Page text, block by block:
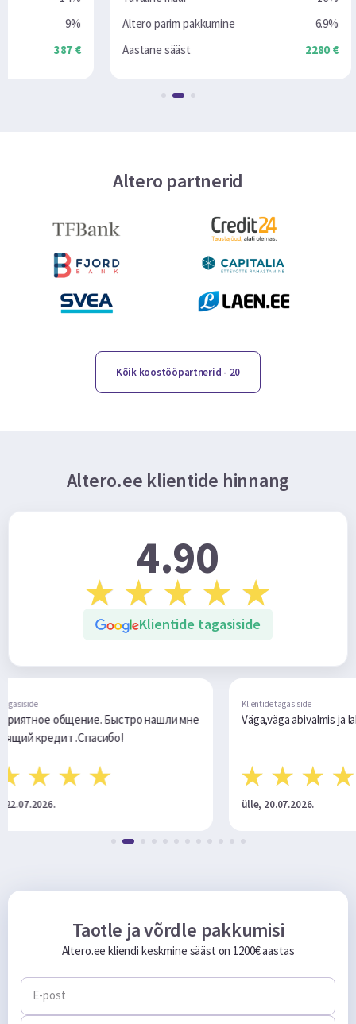
Altero parim pakkumine
Aastane sääst
Altero
Aastane
Altero partnerid
Kõik koostööpartnerid - 20
Altero.ee klientide hinnang
4.90
Klientide tagasiside
Быстро нашли мне
.Спасибо!
Väga,väga abivalmis ja lahked
ülle, 20.07.2026.
Taotle ja võrdle pakkumisi
Altero.ee kliendi keskmine sääst on 1200€ aastas
E-post